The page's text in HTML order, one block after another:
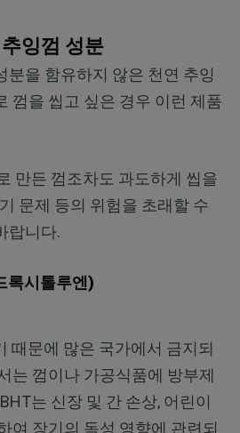
잉껌 성분
분을 함유하지 않은 천연 추잉
껌을 씹고 싶은 경우 이런 제품
만든 껌조차도 과도하게 씹을
문제 등의 위험을 초래할 수
랍니다.
록시톨루엔)
때문에 많은 국가에서 금지되
는 껌이나 가공식품에 방부제
는 신장 및 간 손상, 어린이
여 장기의 독성 영향에 관련되